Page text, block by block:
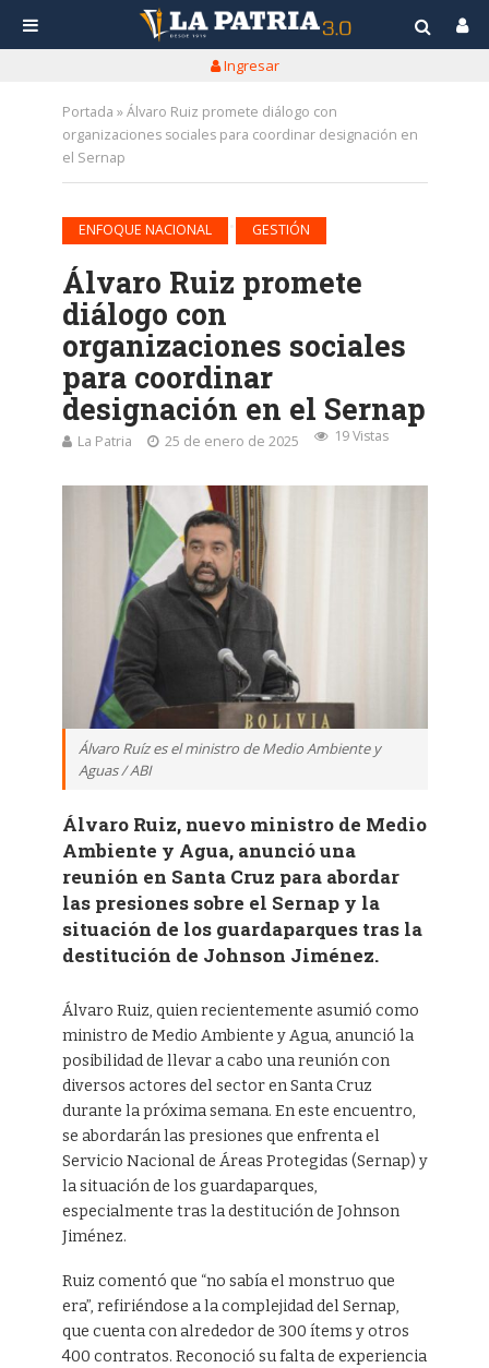
Ingresar
Portada »Álvaro Ruiz promete diálogo con
organizaciones sociales para coordinar designación en
el Sernap
ENFOQUE NACIONAL GESTIÓN
Álvaro Ruiz promete
diálogo con
organizaciones sociales
para coordinar
designación en el Sernap
La Patria 25 de enero de 2025 19 Vistas
Álvaro Ruíz es el ministro de Medio Ambiente y
Aguas / ABI
Álvaro Ruiz, nuevo ministro de Medio
Ambiente y Agua, anunció una
reunión en Santa Cruz para abordar
las presiones sobre el Sernap y la
situación de los guardaparques tras la
destitución de Johnson Jiménez.
Álvaro Ruiz, quien recientemente asumió como
ministro de Medio Ambiente y Agua, anunció la
posibilidad de llevar a cabo una reunión con
diversos actores del sector en Santa Cruz
durante la próxima semana. En este encuentro,
se abordarán las presiones que enfrenta el
Servicio Nacional de Áreas Protegidas (Sernap) y
la situación de los guardaparques,
especialmente tras la destitución de Johnson
Jiménez.
Ruiz comentó que “no sabía el monstruo que
era”, refiriéndose a la complejidad del Sernap,
que cuenta con alrededor de 300 ítems y otros
400 contratos. Reconoció su falta de experiencia